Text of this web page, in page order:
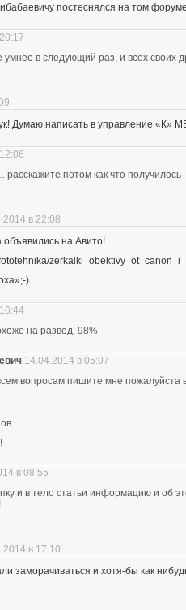
постеснялся на том
умнее в следующий раз, и всех своих
Думаю написать в управление «К»
потом как что получилось
в 22:08
объявились на Авито!
)
на развод, 98%
14.04.2014 в 05:07
вопросам пишите мне
в 08:55
и в тело статьи информацию и об
в 17:10
заморачиваться и хотя-бы как